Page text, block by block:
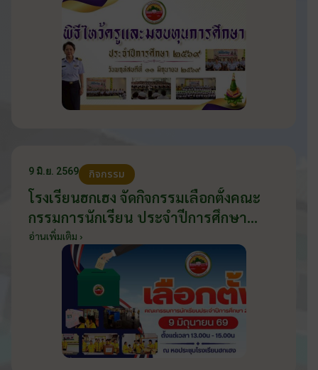
9 มิ.ย. 2569 กิจกรรม
โรงเรียนฮกเฮง จัดกิจกรรมเลือกตั้งคณะ
กรรมการนักเรียน ประจำปีการศึกษา
2569 ส่งเสริมประชาธิปไตยในโรงเรียน
วันที่ 9 มิถุนายน 2569
อ่านเพิ่มเติม ›